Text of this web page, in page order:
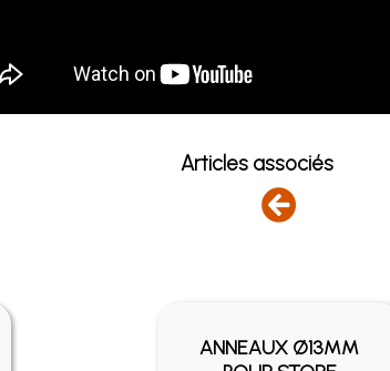
Articles associés
ANNEAUX Ø13MM